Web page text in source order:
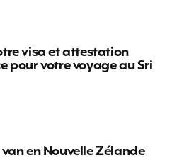
visa et attestation
pour votre voyage au Sri
en Nouvelle Zélande